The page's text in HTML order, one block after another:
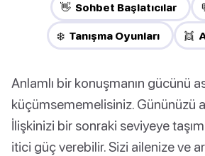
👋 Sohbet Başlatıcılar
❄️ Tanışma Oyunları 👯
Anlamlı bir konuşmanın gücünü
küçümsememelisiniz. Gününüzü
İlişkinizi bir sonraki seviyeye
itici güç verebilir. Sizi ailenize ve